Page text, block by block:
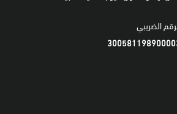
L
الضريبي